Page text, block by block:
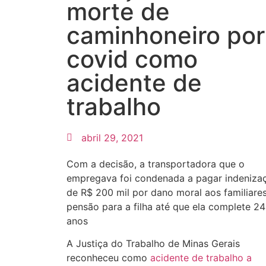
morte de
caminhoneiro por
covid como
acidente de
trabalho
abril 29, 2021
Com a decisão, a transportadora que o
empregava foi condenada a pagar
de R$ 200 mil por dano moral aos
pensão para a filha até que ela complete 24
anos
A Justiça do Trabalho de Minas Gerais
reconheceu como acidente de trabalho a